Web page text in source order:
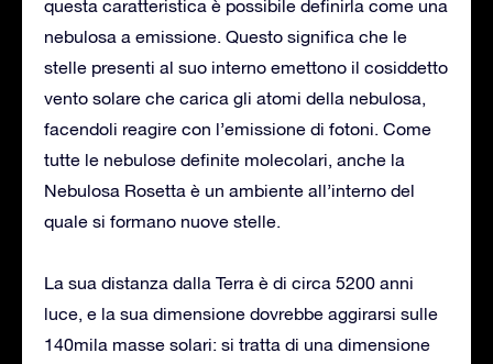
questa caratteristica è possibile definirla come una
nebulosa a emissione. Questo significa che le
stelle presenti al suo interno emettono il cosiddetto
vento solare che carica gli atomi della nebulosa,
facendoli reagire con l’emissione di fotoni. Come
tutte le nebulose definite molecolari, anche la
Nebulosa Rosetta è un ambiente all’interno del
quale si formano nuove stelle.
La sua distanza dalla Terra è di circa 5200 anni
luce, e la sua dimensione dovrebbe aggirarsi sulle
140mila masse solari: si tratta di una dimensione